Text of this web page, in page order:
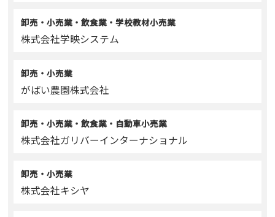
卸売・小売業・飲食業・学校教材小売業
株式会社学映システム
卸売・小売業
がばい農園株式会社
卸売・小売業・飲食業・自動車小売業
株式会社ガリバーインターナショナル
卸売・小売業
株式会社キシヤ